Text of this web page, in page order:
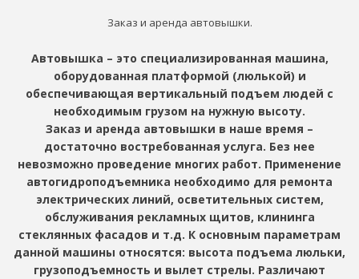
Заказ и аренда автовышки.
Автовышка – это специализированная машина,
оборудованная платформой (люлькой) и
обеспечивающая вертикальный подъем людей с
необходимым грузом на нужную высоту.
Заказ и аренда автовышки в наше время –
достаточно востребованная услуга. Без нее
невозможно проведение многих работ. Применение
автогидроподъемника необходимо для ремонта
электрических линий, осветительных систем,
обслуживания рекламных щитов, клининга
стеклянных фасадов и т.д. К основным параметрам
данной машины относятся: высота подъема люльки,
грузоподъемность и вылет стрелы. Различают